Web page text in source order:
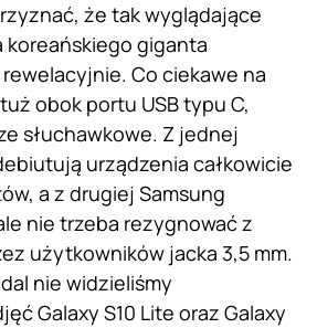
że tak wyglądające
koreańskiego giganta
Co ciekawe na
obok portu USB typu C,
słuchawkowe. Z jednej
urządzenia całkowicie
a z drugiej Samsung
nie trzeba rezygnować z
użytkowników jacka 3,5 mm.
nie widzieliśmy
Galaxy S10 Lite oraz Galaxy